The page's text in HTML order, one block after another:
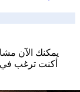
يمكنك الآن
أكنت ترغب في